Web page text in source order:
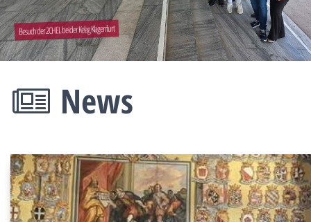
Besuch der 2CHEL bei der Kelag Klagenfurt
News